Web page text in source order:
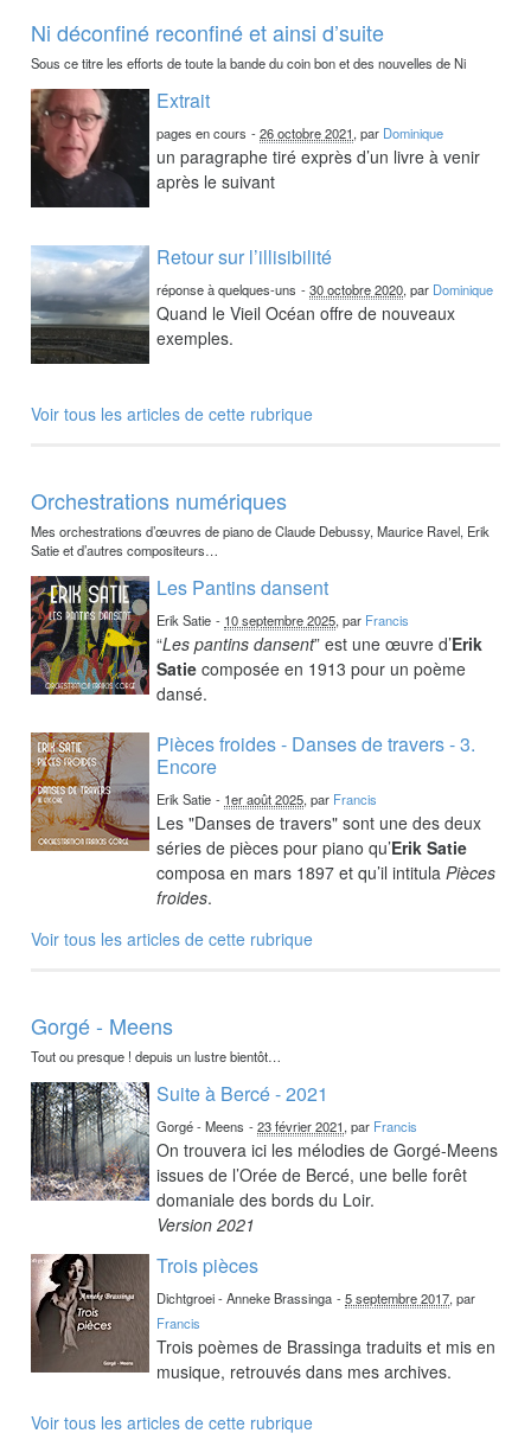
Ni déconfiné reconfiné et ainsi d’suite
Sous ce titre les efforts de toute la bande du coin bon et des nouvelles de Ni
Extrait
pages en cours -26 octobre 2021, par Dominique
un paragraphe tiré exprès d’un livre à venir
après le suivant
Retour sur l’illisibilité
réponse à quelques-uns -30 octobre 2020, par Dominique
Quand le Vieil Océan offre de nouveaux
exemples.
Voir tous les articles de cette rubrique
Orchestrations numériques
Mes orchestrations d’œuvres de piano de Claude Debussy, Maurice Ravel, Erik
Satie et d’autres compositeurs…
Les Pantins dansent
Erik Satie - 10 septembre 2025, par Francis
“Les pantins dansent” est une œuvre d’Erik
Satie composée en 1913 pour un poème
dansé.
Pièces froides - Danses de travers - 3.
Encore
Erik Satie - 1er août 2025, par Francis
Les "Danses de travers" sont une des deux
séries de pièces pour piano qu’Erik Satie
composa en mars 1897 et qu’il intitulaPièces
froides.
Voir tous les articles de cette rubrique
Gorgé - Meens
Tout ou presque ! depuis un lustre bientôt…
Suite à Bercé - 2021
Gorgé - Meens -23 février 2021, par Francis
On trouvera ici les mélodies de Gorgé-Meens
issues de l’Orée de Bercé, une belle forêt
domaniale des bords du Loir.
Version 2021
Trois pièces
Dichtgroei - Anneke Brassinga -5 septembre 2017, par
Francis
Trois poèmes de Brassinga traduits et mis en
musique, retrouvés dans mes archives.
Voir tous les articles de cette rubrique